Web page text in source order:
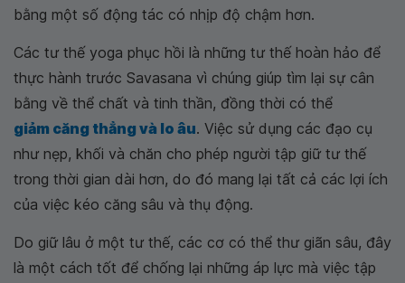
bằng một số động tác có nhịp độ chậm hơn.
Các tư thế yoga phục hồi là những tư thế hoàn hảo để
thực hành trước Savasana vì chúng giúp tìm lại sự cân
bằng về thể chất và tinh thần, đồng thời có thể
giảm căng thẳng và lo âu. Việc sử dụng các đạo cụ
như nẹp, khối và chăn cho phép người tập giữ tư thế
trong thời gian dài hơn, do đó mang lại tất cả các lợi ích
của việc kéo căng sâu và thụ động.
Do giữ lâu ở một tư thế, các cơ có thể thư giãn sâu, đây
là một cách tốt để chống lại những áp lực mà việc tập